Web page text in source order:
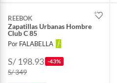
REEBOK
Zapatillas Urbanas Hombre
Club C 85
Por FALABELLA
S/ 198.93 -43%
S/ 349